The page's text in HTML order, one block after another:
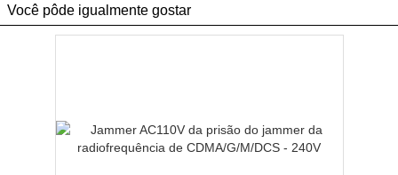
Você pôde igualmente gostar